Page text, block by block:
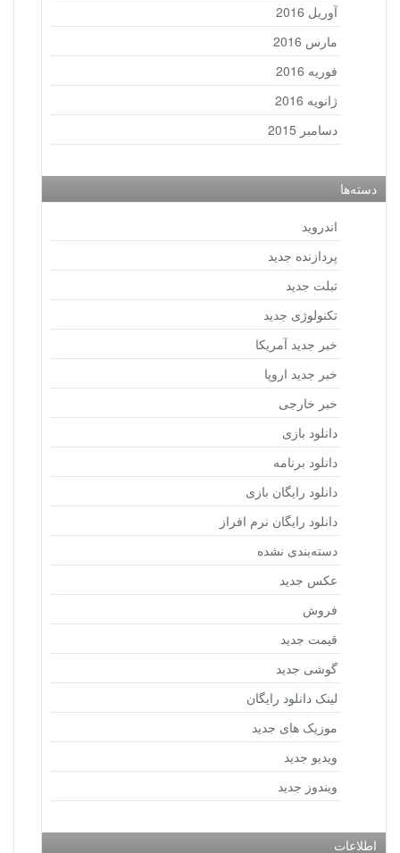
آوریل 2016
مارس 2016
فوریه 2016
ژانویه 2016
دسامبر 2015
دسته‌ها
اندروید
پردازنده جدید
تبلت جدید
تکنولوژی جدید
خبر جدید آمریکا
خبر جدید اروپا
خبر خارجی
دانلود بازی
دانلود برنامه
دانلود رایگان بازی
دانلود رایگان نرم افراز
دسته‌بندی نشده
عکس جدید
فروش
قیمت جدید
گوشی جدید
لینک دانلود رایگان
موزیک های جدید
ویدیو جدید
ویندوز جدید
اطلاعات